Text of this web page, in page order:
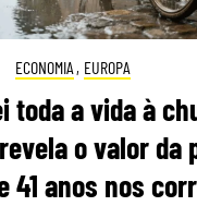
ECONOMIA , EUROPA
toda a vida à
o valor da
41 anos nos